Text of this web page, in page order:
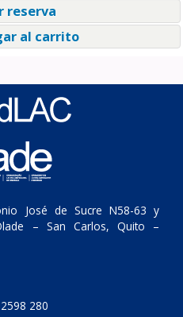
reserva
al carrito
José de Sucre N58-63 y
– San Carlos, Quito –
280